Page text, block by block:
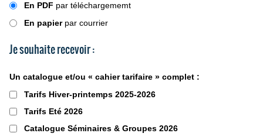
En PDF par téléchargememt
En papierpar courrier
Je souhaite recevoir :
Un catalogue et/ou « cahier tarifaire » complet :
Tarifs Hiver-printemps 2025-2026
Tarifs Eté 2026
Catalogue Séminaires & Groupes 2026